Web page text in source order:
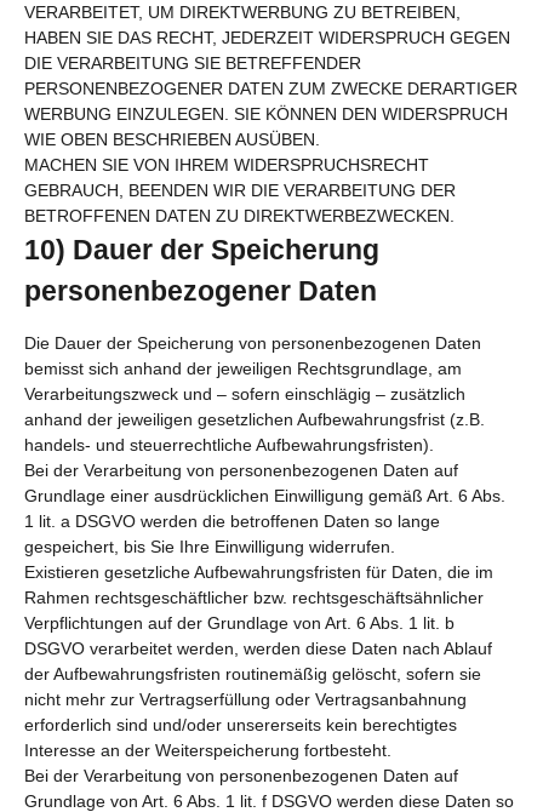
VERARBEITET, UM DIREKTWERBUNG ZU BETREIBEN,
HABEN SIE DAS RECHT, JEDERZEIT WIDERSPRUCH GEGEN
DIE VERARBEITUNG SIE BETREFFENDER
PERSONENBEZOGENER DATEN ZUM ZWECKE DERARTIGER
WERBUNG EINZULEGEN. SIE KÖNNEN DEN WIDERSPRUCH
WIE OBEN BESCHRIEBEN AUSÜBEN.
MACHEN SIE VON IHREM WIDERSPRUCHSRECHT
GEBRAUCH, BEENDEN WIR DIE VERARBEITUNG DER
BETROFFENEN DATEN ZU DIREKTWERBEZWECKEN.
10) Dauer der Speicherung
personenbezogener Daten
Die Dauer der Speicherung von personenbezogenen Daten
bemisst sich anhand der jeweiligen Rechtsgrundlage, am
Verarbeitungszweck und – sofern einschlägig – zusätzlich
anhand der jeweiligen gesetzlichen Aufbewahrungsfrist (z.B.
handels- und steuerrechtliche Aufbewahrungsfristen).
Bei der Verarbeitung von personenbezogenen Daten auf
Grundlage einer ausdrücklichen Einwilligung gemäß Art. 6 Abs.
1 lit. a DSGVO werden die betroffenen Daten so lange
gespeichert, bis Sie Ihre Einwilligung widerrufen.
Existieren gesetzliche Aufbewahrungsfristen für Daten, die im
Rahmen rechtsgeschäftlicher bzw. rechtsgeschäftsähnlicher
Verpflichtungen auf der Grundlage von Art. 6 Abs. 1 lit. b
DSGVO verarbeitet werden, werden diese Daten nach Ablauf
der Aufbewahrungsfristen routinemäßig gelöscht, sofern sie
nicht mehr zur Vertragserfüllung oder Vertragsanbahnung
erforderlich sind und/oder unsererseits kein berechtigtes
Interesse an der Weiterspeicherung fortbesteht.
Bei der Verarbeitung von personenbezogenen Daten auf
Grundlage von Art. 6 Abs. 1 lit. f DSGVO werden diese Daten so